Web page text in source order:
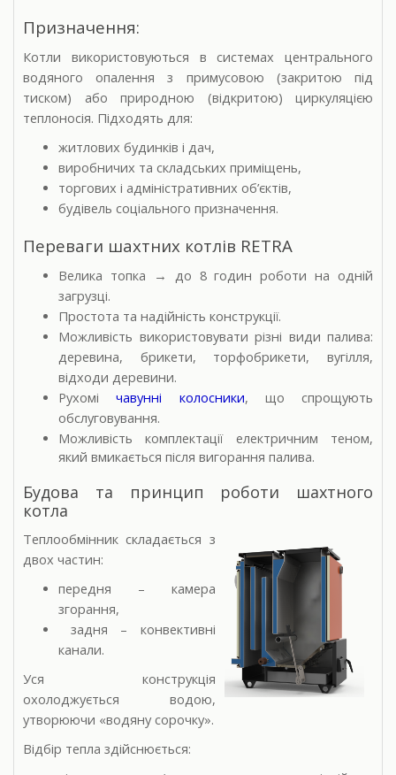
Призначення:
Котли використовуються в системах центрального
водяного опалення з примусовою (закритою під
тиском) або природною (відкритою) циркуляцією
теплоносія. Підходять для:
житлових будинків і дач,
виробничих та складських приміщень,
торгових і адміністративних об’єктів,
будівель соціального призначення.
Переваги шахтних котлів RETRA
Велика топка →
до 8 годин роботи на одній
загрузці.
Простота та надійність конструкції.
Можливість використовувати різні види палива:
деревина, брикети, торфобрикети, вугілля,
відходи деревини.
Рухомічавунні колосники, що спрощують
обслуговування.
Можливість комплектації електричним теном,
який вмикається після вигорання палива.
Будова та принцип роботи шахтного
котла
Теплообмінник складається з
двох частин:
передня – камера
згорання,
задня – конвективні
канали.
Уся конструкція
охолоджується водою,
утворюючи «водяну сорочку».
Відбір тепла здійснюється: